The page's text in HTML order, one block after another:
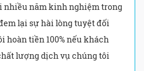
nhiều năm kinh nghiệm trong
lại sự hài lòng tuyệt đối
hoàn tiền 100% nếu khách
lượng dịch vụ chúng tôi